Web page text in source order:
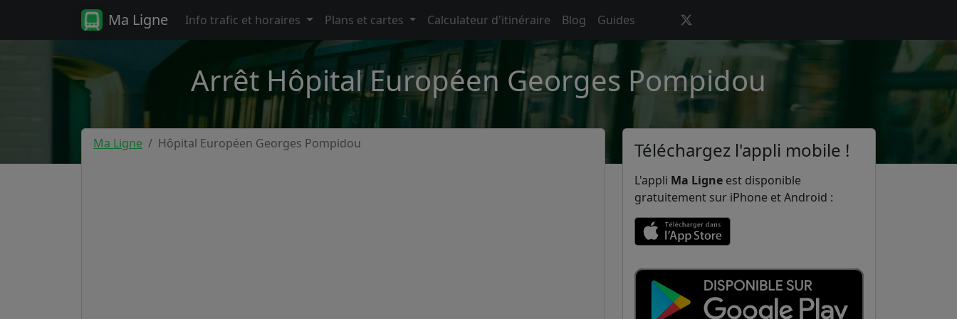
Ma Ligne Info trafic et horaires Plans et cartes Calculateur d'itinéraire Blog Guides
Arrêt Hôpital Européen Georges Pompidou
Ma Ligne Hôpital Européen Georges Pompidou Téléchargez l'appli mobile !
L'appli Ma Ligne est disponible
gratuitement sur iPhone et Android :